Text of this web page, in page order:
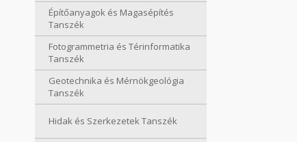
Építőanyagok és Magasépítés
Tanszék
Fotogrammetria és Térinformatika
Tanszék
Geotechnika és Mérnökgeológia
Tanszék
Hidak és Szerkezetek Tanszék